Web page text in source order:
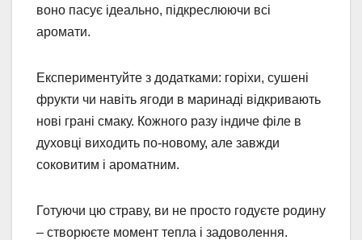
воно пасує ідеально, підкреслюючи всі
аромати.
Експериментуйте з додатками: горіхи, сушені
фрукти чи навіть ягоди в маринаді відкривають
нові грані смаку. Кожного разу індиче філе в
духовці виходить по-новому, але завжди
соковитим і ароматним.
Готуючи цю страву, ви не просто годуєте родину
– створюєте момент тепла і задоволення.